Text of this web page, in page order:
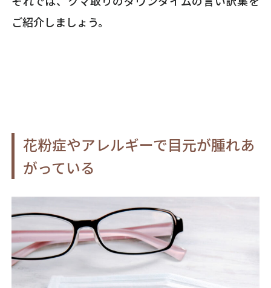
ご紹介しましょう。
花粉症やアレルギーで目元が腫れあ
がっている